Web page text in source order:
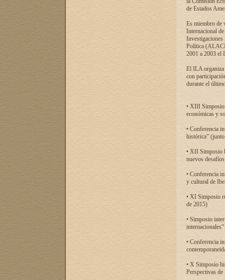
de Estados
Es miembro de
Internacional
Investigaciones
Política
2001 a 2003 el
El ILA organiza
con
durante el
• XIII Simposio
económicas y
• Conferencia
histórica”
• XII Simposio
nuevos
• Conferencia
y cultural de
• XI Simposio
de 2015)
• Simposio
• Conferencia
• X Simposio
Perspectivas